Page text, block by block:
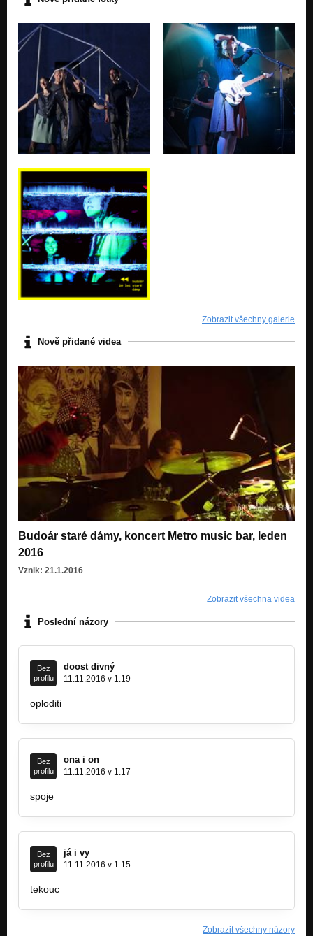
Zobrazit všechny galerie
Nově přidané videa
Budoár staré dámy, koncert Metro music bar, leden
2016
Vznik: 21.1.2016
Zobrazit všechna videa
Poslední názory
Bez
profilu
doost divný
11.11.2016 v 1:19
oploditi
Bez
profilu
ona i on
11.11.2016 v 1:17
spoje
Bez
profilu
já i vy
11.11.2016 v 1:15
tekouc
Zobrazit všechny názory